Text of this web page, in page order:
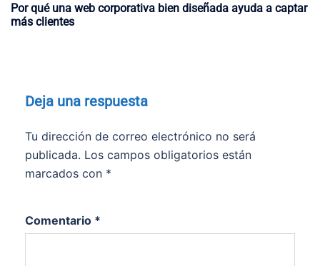
Por qué una web corporativa bien diseñada ayuda a captar
más clientes
Deja una respuesta
Tu dirección de correo electrónico no será
publicada. Los campos obligatorios están
marcados con *
Comentario *